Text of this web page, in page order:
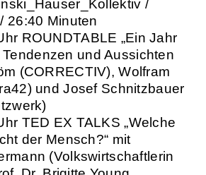
/
26:40 Minuten
ROUNDTABLE „Ein Jahr
Tendenzen und Aussichten
(CORRECTIV), Wolfram
und Josef Schnitzbauer
TED EX TALKS „Welche
der Mensch?“ mit
(Volkswirtschaftlerin